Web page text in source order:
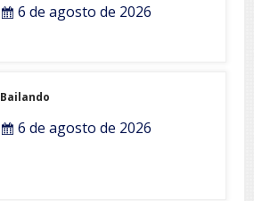
6 de agosto de 2026
Bailando
6 de agosto de 2026